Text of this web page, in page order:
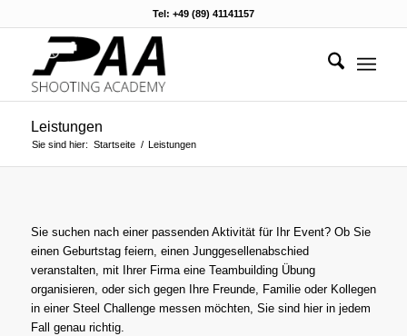
Tel: +49 (89) 41141157
Leistungen
Sie sind hier: Startseite / Leistungen
Sie suchen nach einer passenden Aktivität für Ihr Event? Ob Sie
einen Geburtstag feiern, einen Junggesellenabschied
veranstalten, mit Ihrer Firma eine Teambuilding Übung
organisieren, oder sich gegen Ihre Freunde, Familie oder Kollegen
in einer Steel Challenge messen möchten, Sie sind hier in jedem
Fall genau richtig.